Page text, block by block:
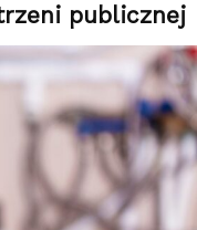
publicznej